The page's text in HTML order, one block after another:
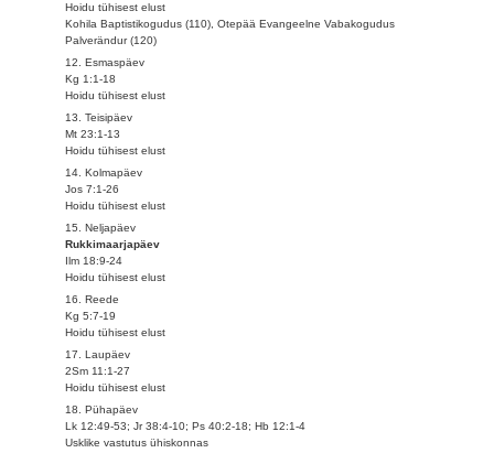
Hoidu tühisest elust
Kohila Baptistikogudus (110), Otepää Evangeelne Vabakogudus
Palverändur (120)
12. Esmaspäev
Kg 1:1-18
Hoidu tühisest elust
13. Teisipäev
Mt 23:1-13
Hoidu tühisest elust
14. Kolmapäev
Jos 7:1-26
Hoidu tühisest elust
15. Neljapäev
Rukkimaarjapäev
Ilm 18:9-24
Hoidu tühisest elust
16. Reede
Kg 5:7-19
Hoidu tühisest elust
17. Laupäev
2Sm 11:1-27
Hoidu tühisest elust
18. Pühapäev
Lk 12:49-53; Jr 38:4-10; Ps 40:2-18; Hb 12:1-4
Usklike vastutus ühiskonnas